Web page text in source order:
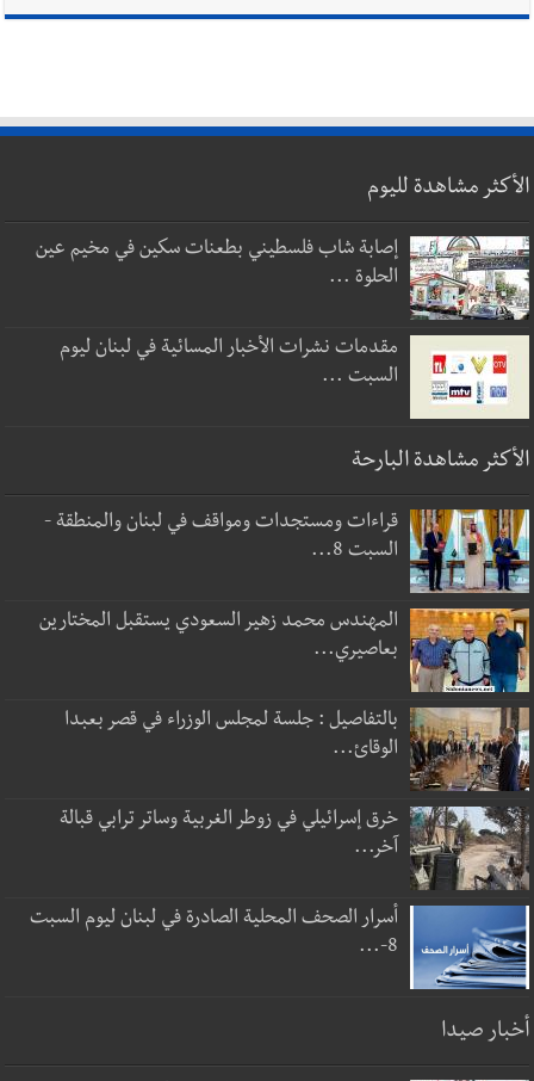
الأكثر مشاهدة لليوم
إصابة شاب فلسطيني بطعنات سكين في مخيم عين
الحلوة ...
مقدمات نشرات الأخبار المسائية في لبنان ليوم
السبت ...
الأكثر مشاهدة البارحة
قراءات ومستجدات ومواقف في لبنان والمنطقة -
السبت 8...
المهندس محمد زهير السعودي يستقبل المختارين
بعاصيري...
بالتفاصيل : جلسة لمجلس الوزراء في قصر بعبدا
الوقائ...
خرق إسرائيلي في زوطر الغربية وساتر ترابي قبالة
آخر...
أسرار الصحف المحلية الصادرة في لبنان ليوم السبت
8-...
أخبار صيدا